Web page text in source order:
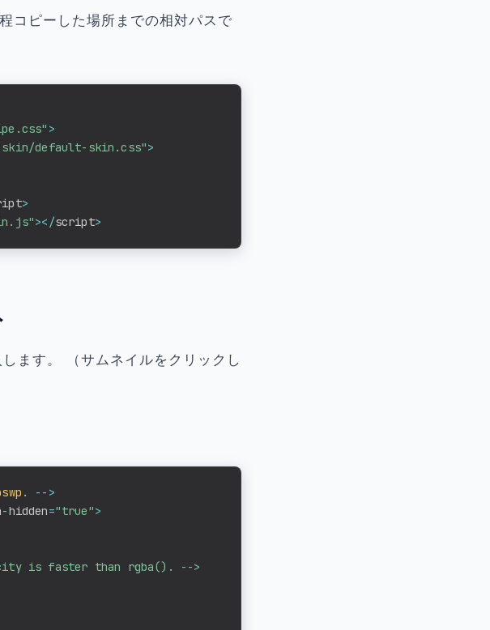
コピーした場所までの相対パスで
>
default-skin.css">
>
>< /script>
ます。 （サムネイルをクリックし
. -- >
-hidden="true">
is faster than rgba(). -->